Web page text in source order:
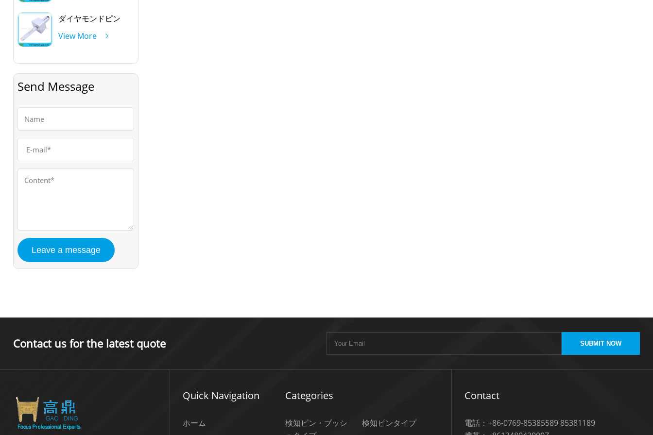
ダイヤモンドピン
View More
Send Message
Contact us for the latest quote SUBMIT NOW
Quick Navigation
ホーム
Categories
検知ピン・ブッシ
検知ピンタイプ
Contact
電話：+86-0769-85385589 85381189